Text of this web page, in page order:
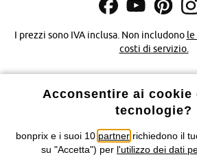
I prezzi sono IVA inclusa. Non includono le
costi di servizio.
Informativa privacy e cookie
Informazioni legali Diritto
Acconsentire ai cookie
tecnologie?
bonprix e i suoi 10 partnerrichiedono il
su "Accetta") per l'utilizzo dei dati